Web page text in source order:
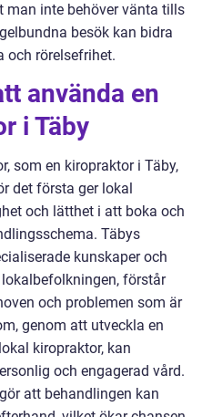
man inte behöver vänta tills
besök kan bidra
och rörelsefrihet.
använda en
i Täby
som en kiropraktor i Täby,
det första ger lokal
och lätthet i att boka och
Täbys
kunskaper och
förstår
och problemen som är
genom att utveckla en
kiropraktor, kan
och engagerad vård.
att behandlingen kan